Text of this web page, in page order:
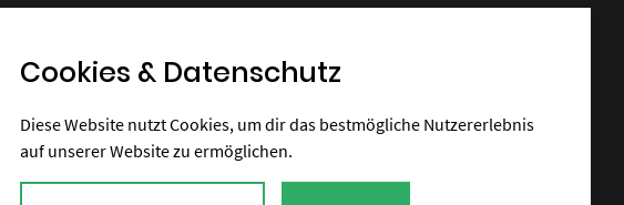
Cookies & Datenschutz
Diese Website nutzt Cookies, um dir das bestmögliche Nutzererlebnis
auf unserer Website zu ermöglichen.